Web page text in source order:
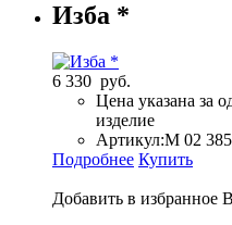
Изба *
6 330 руб.
Цена указана за
изделие
Артикул:М 02 385
Подробнее Купить
Добавить в избранное